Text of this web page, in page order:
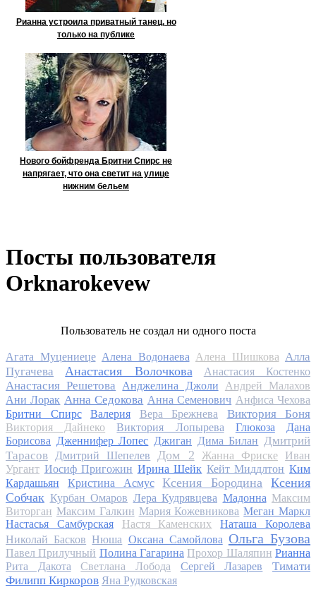
Рианна устроила приватный танец, но
только на публике
Нового бойфренда Бритни Спирс не
напрягает, что она светит на улице
нижним бельем
Посты пользователя
Orknarokevew
Пользователь не создал ни одного поста
Агата Муцениеце Алена Водонаева Алена Шишкова Алла
Пугачева
Анастасия Волочкова Анастасия Костенко
Анастасия Решетова Анджелина Джоли
Андрей Малахов
Ани Лорак Анна Седокова Анна Семенович Анфиса Чехова
Бритни Спирс
Валерия Вера Брежнева Виктория Боня
Виктория Дайнеко Виктория Лопырева Глюкоза
Дана
Борисова Дженнифер Лопес Джиган Дима Билан Дмитрий
Тарасов
Дмитрий Шепелев Дом 2 Жанна Фриске
Иван
Ургант Иосиф Пригожин Ирина Шейк Кейт Миддлтон Ким
Кардашьян
Кристина Асмус Ксения Бородина
Ксения
Собчак Курбан Омаров Лера Кудрявцева Мадонна Максим
Виторган Максим Галкин Мария Кожевникова Меган Маркл
Настасья Самбурская
Настя Каменских
Наташа Королева
Николай Басков Нюша Оксана Самойлова Ольга Бузова
Павел Прилучный Полина Гагарина Прохор Шаляпин Рианна
Рита Дакота
Светлана Лобода Сергей Лазарев
Тимати
Филипп Киркоров Яна Рудковская